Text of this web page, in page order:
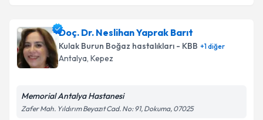
için bir takvim hazırlandığında e-posta ile
bilgilendireceğiz.
E-posta Adresiniz
Doç. Dr. Neslihan Yaprak Barıt
Kulak Burun Boğaz hastalıkları - KBB +1diğer
Antalya, Kepez
Memorial Antalya Hastanesi
Zafer Mah. Yıldırım Beyazıt Cad. No: 91, Dokuma, 07025